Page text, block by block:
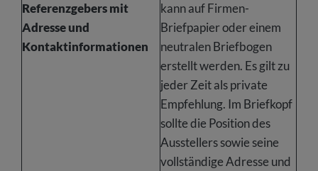
Referenzgebers mit
Adresse und
Kontaktinformationen
kann auf Firmen-
Briefpapier oder einem
neutralen Briefbogen
erstellt werden. Es gilt zu
jeder Zeit als private
Empfehlung. Im Briefkopf
sollte die Position des
Ausstellers sowie seine
vollständige Adresse und